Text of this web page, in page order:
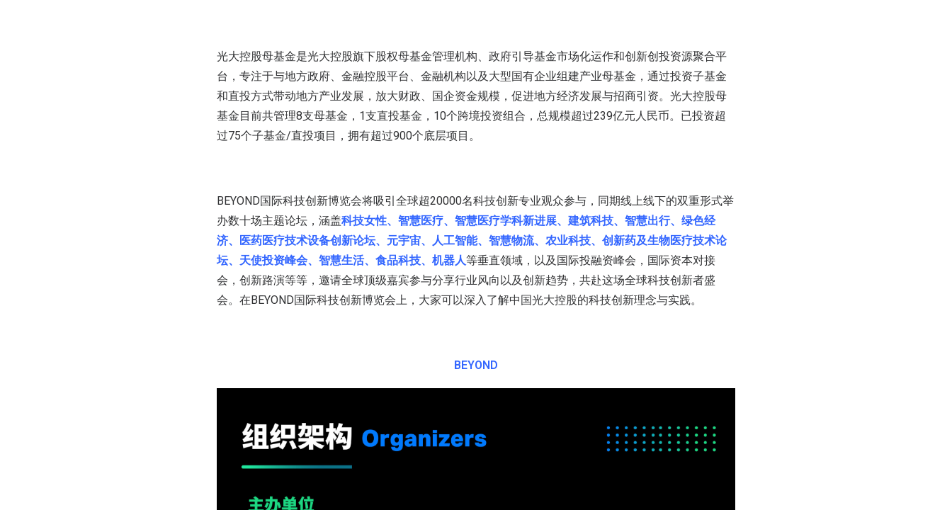
光大控股母基金是光大控股旗下股权母基金管理机构、政府引导基金市场化运作和创新创投资源聚合平
台，专注于与地方政府、金融控股平台、金融机构以及大型国有企业组建产业母基金，通过投资子基金
和直投方式带动地方产业发展，放大财政、国企资金规模，促进地方经济发展与招商引资。光大控股母
基金目前共管理8支母基金，1支直投基金，10个跨境投资组合，总规模超过239亿元人民币。已投资超
过75个子基金/直投项目，拥有超过900个底层项目。
BEYOND国际科技创新博览会将吸引全球超20000名科技创新专业观众参与，同期线上线下的双重形式举
办数十场主题论坛，涵盖科技女性、智慧医疗、智慧医疗学科新进展、建筑科技、智慧出行、绿色经
济、医药医疗技术设备创新论坛、元宇宙、人工智能、智慧物流、农业科技、创新药及生物医疗技术论
坛、天使投资峰会、智慧生活、食品科技、机器人等垂直领域，以及国际投融资峰会，国际资本对接
会，创新路演等等，邀请全球顶级嘉宾参与分享行业风向以及创新趋势，共赴这场全球科技创新者盛
会。在BEYOND国际科技创新博览会上，大家可以深入了解中国光大控股的科技创新理念与实践。
BEYOND